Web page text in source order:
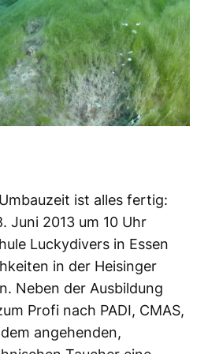
ist alles fertig:
Juni 2013 um 10 Uhr
Luckydivers in Essen
in der Heisinger
Neben der Ausbildung
Profi nach PADI, CMAS,
angehenden,